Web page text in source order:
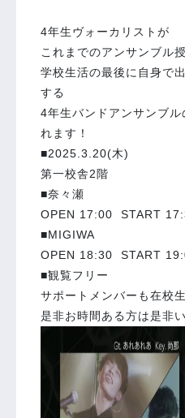
4年生ヴォーカリストが
これまでのアンサンブル
学校生活の最後に自身で
する
4年生バンドアンサンブル
れます！
■2025.3.20(木)
第一校舎2階
■奈々瀬
OPEN 17:00 START
■MIGIWA
OPEN 18:30 START
■観覧フリー
サポートメンバーも在校
是非お時間ある方は是非